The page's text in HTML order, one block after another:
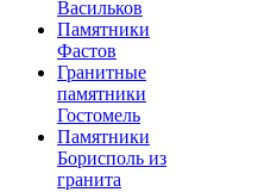
Васильков
Памятники
Фастов
Гранитные
памятники
Гостомель
Памятники
Борисполь из
гранита